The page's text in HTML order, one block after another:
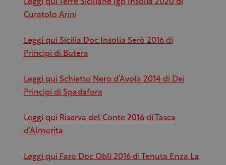
Leggi qui Terre Siciliane Igp Insolia 2020 di
Curatolo Arini
Leggi qui Sicilia Doc Insolia Serò 2016 di
Principi di Butera
Leggi qui Schietto Nero d’Avola 2014 di Dei
Principi di Spadafora
Leggi qui Riserva del Conte 2016 di Tasca
d’Almerita
Leggi qui Faro Doc Oblì 2016 di Tenuta Enza La